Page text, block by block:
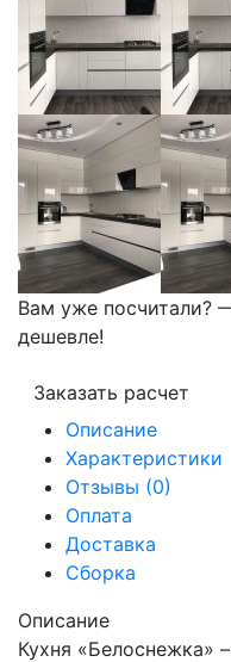
Вам уже посчитали?
дешевле!
Заказать расчет
Описание
Характеристики
Отзывы (0)
Оплата
Доставка
Сборка
Описание
Кухня «Белоснежка»